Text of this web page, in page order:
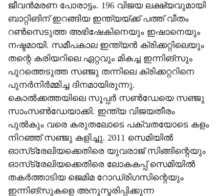
ജീവന്‍മരണ പോരാട്ടം. 196 വിജയ ലക്ഷ്യവുമായി
ബാറ്റിങിന് ഇറങ്ങിയ ഇന്ത്യയ്ക്ക് പത്ത് വീതം
റണ്‍സെടുത്ത അഭിഷേകിനെയും ഇഷാനെയും
നഷ്ടമായി. സമീപകാല ഇന്ത്യന്‍ ക്രിക്കറ്റിലെയും
തന്റെ കരിയറിലെ ഏറ്റവും മികച്ച ഇന്നിങ്‌സും
പുറത്തെടുത്ത സഞ്ജു തന്നിലെ ക്രിക്കറ്ററിനെ
പുനര്‍നിര്‍മ്മിച്ച ദിനമായിരുന്നു.
കൊല്‍ക്കത്തയിലെ സൂപ്പര്‍ സണ്‍ഡേയെ സഞ്ജു
സാംസണ്‍ഡേയാക്കി. ഇന്ത്യ വിജയതീരം
പുല്‍കും വരെ കരുതലോടെ പക്വതയോടെ കളം
നിറഞ്ഞ് സഞ്ജു കളിച്ചു. 2011 സെമിയില്‍
ഓസ്‌ട്രേലിയക്കെതിരെ യുവരാജ് സിങ്ങിന്റെയും
ഓസ്‌ട്രേലിയക്കെതിരെ ലോകകപ്പ് സെമിയില്‍
തകര്‍ത്താടിയ ജെമിമ റോഡ്രിഗസിന്റെയും
ഇന്നിങ്‌സുകളെ അനുസ്മരിപ്പിക്കുന്ന